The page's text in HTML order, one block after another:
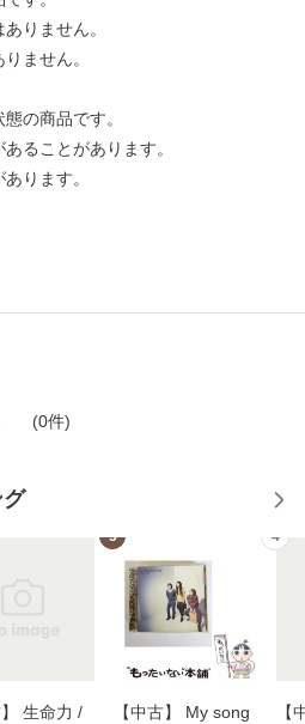
りません。
ません。
の商品です。
ることがあります。
ります。
(0件)
】 生命力 /
3
【中古】 My song
4
【